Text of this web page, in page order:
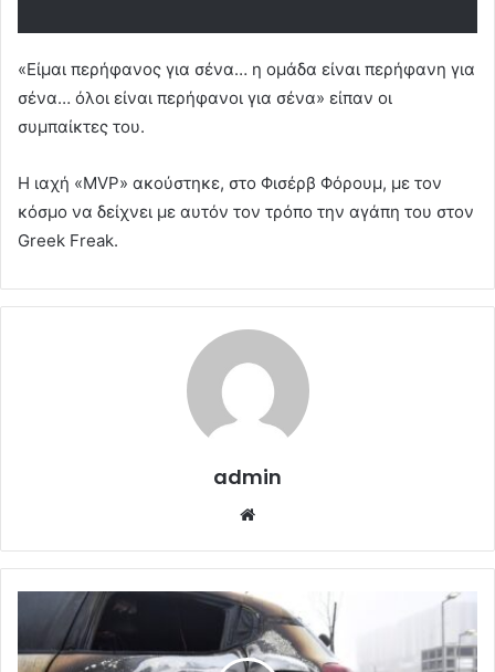
«Είμαι περήφανος για σένα… η ομάδα είναι περήφανη για
σένα… όλοι είναι περήφανοι για σένα» είπαν οι
συμπαίκτες του.
Η ιαχή «MVP» ακούστηκε, στο Φισέρβ Φόρουμ, με τον
κόσμο να δείχνει με αυτόν τον τρόπο την αγάπη του στον
Greek Freak.
admin